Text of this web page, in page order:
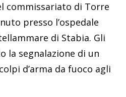
commissariato di Torre
presso l’ospedale
di Stabia. Gli
la segnalazione di un
d’arma da fuoco agli